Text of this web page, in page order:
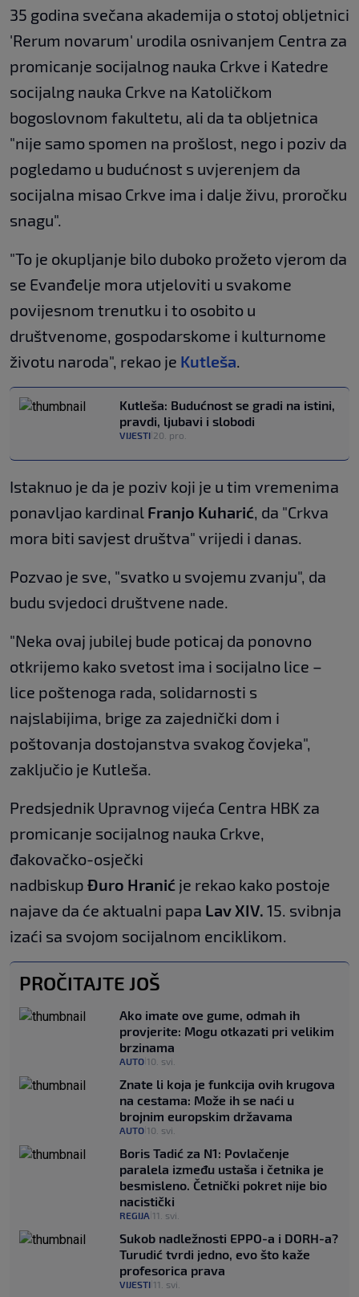
35 godina svečana akademija o stotoj obljetnici
'Rerum novarum' urodila osnivanjem Centra za
promicanje socijalnog nauka Crkve i Katedre
socijalng nauka Crkve na Katoličkom
bogoslovnom fakultetu, ali da ta obljetnica
"nije samo spomen na prošlost, nego i poziv da
pogledamo u budućnost s uvjerenjem da
socijalna misao Crkve ima i dalje živu, proročku
snagu".
"To je okupljanje bilo duboko prožeto vjerom da
se Evanđelje mora utjeloviti u svakome
povijesnom trenutku i to osobito u
društvenome, gospodarskome i kulturnome
životu naroda", rekao je Kutleša.
Kutleša: Budućnost se gradi na istini,
pravdi, ljubavi i slobodi
VIJESTI 20. pro.
Istaknuo je da je poziv koji je u tim vremenima
ponavljao kardinal Franjo Kuharić, da "Crkva
mora biti savjest društva" vrijedi i danas.
Pozvao je sve, "svatko u svojemu zvanju", da
budu svjedoci društvene nade.
"Neka ovaj jubilej bude poticaj da ponovno
otkrijemo kako svetost ima i socijalno lice –
lice poštenoga rada, solidarnosti s
najslabijima, brige za zajednički dom i
poštovanja dostojanstva svakog čovjeka",
zaključio je Kutleša.
Predsjednik Upravnog vijeća Centra HBK za
promicanje socijalnog nauka Crkve,
đakovačko-osječki
nadbiskup Đuro Hranić je rekao kako postoje
najave da će aktualni papa Lav XIV. 15. svibnja
izaći sa svojom socijalnom enciklikom.
PROČITAJTE JOŠ
Ako imate ove gume, odmah ih
provjerite: Mogu otkazati pri velikim
brzinama
AUTO 10. svi.
Znate li koja je funkcija ovih krugova
na cestama: Može ih se naći u
brojnim europskim državama
AUTO 10. svi.
Boris Tadić za N1: Povlačenje
paralela između ustaša i četnika je
besmisleno. Četnički pokret nije bio
nacistički
REGIJA 11. svi.
Sukob nadležnosti EPPO-a i DORH-a?
Turudić tvrdi jedno, evo što kaže
profesorica prava
VIJESTI 11. svi.